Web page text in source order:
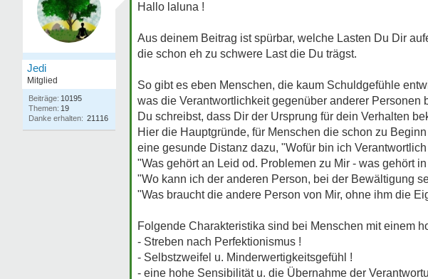
Jedi
Mitglied
Beiträge: 10195
Themen: 19
Danke erhalten: 21116
Hallo laluna !
Aus deinem Beitrag ist spürbar, welche Lasten Du Dir
die schon eh zu schwere Last die Du trägst.
So gibt es eben Menschen, die kaum Schuldgefühle
was die Verantwortlichkeit gegenüber anderer Personen
Du schreibst, dass Dir der Ursprung für dein Verhalten
Hier die Hauptgründe, für Menschen die schon zu
eine gesunde Distanz dazu, "Wofür bin ich
"Was gehört an Leid od. Problemen zu Mir - was gehört
"Wo kann ich der anderen Person, bei der Bewältigung
"Was braucht die andere Person von Mir, ohne ihm die
Folgende Charakteristika sind bei Menschen mit einem
- Streben nach Perfektionismus !
- Selbstzweifel u. Minderwertigkeitsgefühl !
- eine hohe Sensibilität u. die Übernahme der